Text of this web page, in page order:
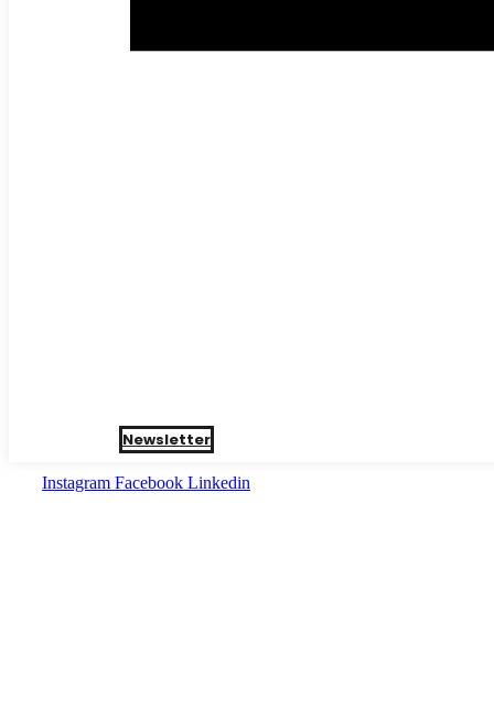
Newsletter
Instagram Facebook Linkedin